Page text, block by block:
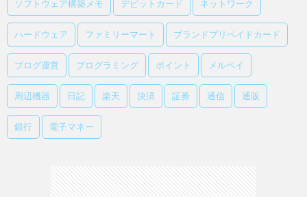
ソフトウェア構築メモ デビットカード ネットワーク
ハードウェア ファミリーマート ブランドプリペイドカード
ブログ運営 プログラミング ポイント メルペイ
周辺機器 日記 楽天 決済 証券 通信 通販
銀行 電子マネー